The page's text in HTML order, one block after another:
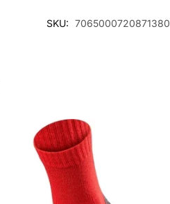
SKU: 7065000720871380